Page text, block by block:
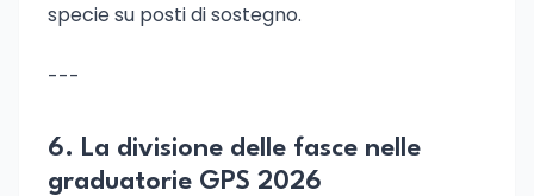
specie su posti di sostegno.
---
6. La divisione delle fasce nelle
graduatorie GPS 2026